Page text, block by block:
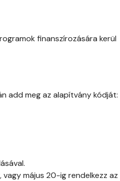
finanszírozására kerül
add meg az alapítvány kódját:
május 20-ig rendelkezz az